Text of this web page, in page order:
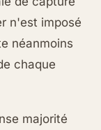
n'est imposé
néanmoins
chaque
majorité